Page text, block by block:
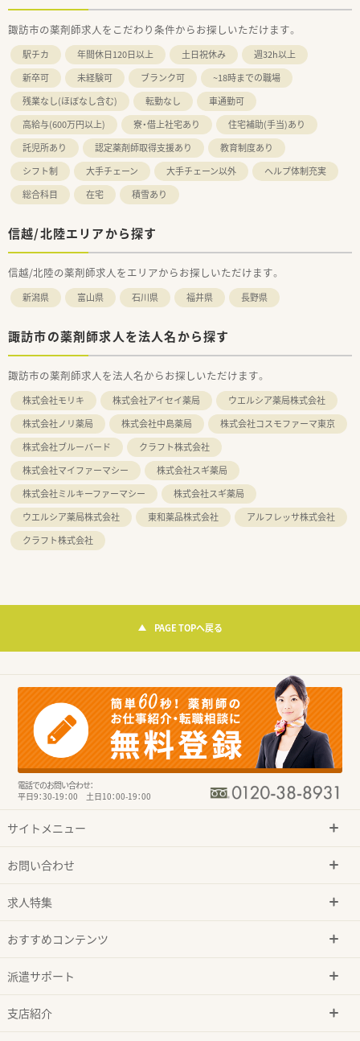
諏訪市の薬剤師求人をこだわり条件からお探しいただけます。
駅チカ 年間休日120日以上 土日祝休み
週32h以上
新卒可
未経験可 ブランク可
~18時までの職場
残業なし(ほぼなし含む)
転勤なし
車通勤可
高給与(600万円以上)
寮・借上社宅あり
住宅補助(手当)あり
託児所あり
認定薬剤師取得支援あり
教育制度あり
シフト制
大手チェーン 大手チェーン以外
ヘルプ体制充実
総合科目
在宅 積雪あり
信越/北陸エリアから探す
信越/北陸の薬剤師求人をエリアからお探しいただけます。
新潟県 富山県 石川県 福井県 長野県
諏訪市の薬剤師求人を法人名から探す
諏訪市の薬剤師求人を法人名からお探しいただけます。
株式会社モリキ 株式会社アイセイ薬局
ウエルシア薬局株式会社
株式会社ノリ薬局
株式会社中島薬局
株式会社コスモファーマ東京
株式会社ブルーバード
クラフト株式会社
株式会社マイファーマシー
株式会社スギ薬局
株式会社ミルキーファーマシー
株式会社スギ薬局
ウエルシア薬局株式会社
東和薬品株式会社
アルフレッサ株式会社
クラフト株式会社
PAGE TOPへ戻る
電話でのお問い合わせ：
平日9：30-19：00 土日10：00-19：00
サイトメニュー
お問い合わせ
求人特集
おすすめコンテンツ
派遣サポート
支店紹介